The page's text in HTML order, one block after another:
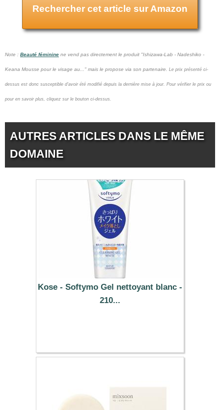
Rechercher cet article sur Amazon
Note : Beauté féminine ne vend pas directement le produit "Ishizawa-Lab - Nadeshiko -
Keana Mousse pour le visage au..." mais le propose via son partenaire. Le prix présenté ci-
dessus est donc susceptible d'avoir été modifié depuis la dernière mise à jour. Pour vérifier le prix ou
pour en savoir plus, cliquez sur le bouton ci-dessus.
AUTRES ARTICLES DANS LE MÊME
DOMAINE
Kose - Softymo Gel nettoyant blanc -
210...